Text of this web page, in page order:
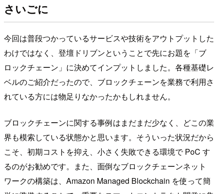
さいごに
今回は普段つかっているサービスや技術をアウトプットした
わけではなく、登壇ドリブンということで先にお題を「ブ
ロックチェーン」に決めてインプットしました。各種基礎レ
ベルのご紹介だったので、ブロックチェーンを業務で利用さ
れている方には物足りなかったかもしれません。
ブロックチェーンに関する事例はまだまだ少なく、どこの業
界も模索している状態かと思います。そういった状況だから
こそ、初期コストを抑え、小さく失敗できる環境で PoC す
るのがお勧めです。また、面倒なブロックチェーンネット
ワークの構築は、Amazon Managed Blockchain を使って簡